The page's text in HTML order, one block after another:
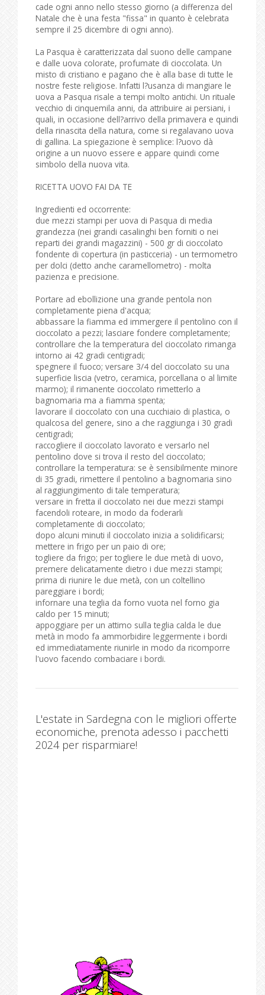
cade ogni anno nello stesso giorno (a differenza del
Natale che è una festa "fissa" in quanto è celebrata
sempre il 25 dicembre di ogni anno).
La Pasqua è caratterizzata dal suono delle campane
e dalle uova colorate, profumate di cioccolata. Un
misto di cristiano e pagano che è alla base di tutte le
nostre feste religiose. Infatti l?usanza di mangiare le
uova a Pasqua risale a tempi molto antichi. Un rituale
vecchio di cinquemila anni, da attribuire ai persiani, i
quali, in occasione dell?arrivo della primavera e quindi
della rinascita della natura, come si regalavano uova
di gallina. La spiegazione è semplice: l?uovo dà
origine a un nuovo essere e appare quindi come
simbolo della nuova vita.
RICETTA UOVO FAI DA TE
Ingredienti ed occorrente:
due mezzi stampi per uova di Pasqua di media
grandezza (nei grandi casalinghi ben forniti o nei
reparti dei grandi magazzini) - 500 gr di cioccolato
fondente di copertura (in pasticceria) - un termometro
per dolci (detto anche caramellometro) - molta
pazienza e precisione.
Portare ad ebollizione una grande pentola non
completamente piena d'acqua;
abbassare la fiamma ed immergere il pentolino con il
cioccolato a pezzi; lasciare fondere completamente;
controllare che la temperatura del cioccolato rimanga
intorno ai 42 gradi centigradi;
spegnere il fuoco; versare 3/4 del cioccolato su una
superficie liscia (vetro, ceramica, porcellana o al limite
marmo); il rimanente cioccolato rimetterlo a
bagnomaria ma a fiamma spenta;
lavorare il cioccolato con una cucchiaio di plastica, o
qualcosa del genere, sino a che raggiunga i 30 gradi
centigradi;
raccogliere il cioccolato lavorato e versarlo nel
pentolino dove si trova il resto del cioccolato;
controllare la temperatura: se è sensibilmente minore
di 35 gradi, rimettere il pentolino a bagnomaria sino
al raggiungimento di tale temperatura;
versare in fretta il cioccolato nei due mezzi stampi
facendoli roteare, in modo da foderarli
completamente di cioccolato;
dopo alcuni minuti il cioccolato inizia a solidificarsi;
mettere in frigo per un paio di ore;
togliere da frigo; per togliere le due metà di uovo,
premere delicatamente dietro i due mezzi stampi;
prima di riunire le due metà, con un coltellino
pareggiare i bordi;
infornare una teglia da forno vuota nel forno gia
caldo per 15 minuti;
appoggiare per un attimo sulla teglia calda le due
metà in modo fa ammorbidire leggermente i bordi
ed immediatamente riunirle in modo da ricomporre
l'uovo facendo combaciare i bordi.
L'estate in Sardegna con le migliori offerte
economiche, prenota adesso i pacchetti
2024 per risparmiare!